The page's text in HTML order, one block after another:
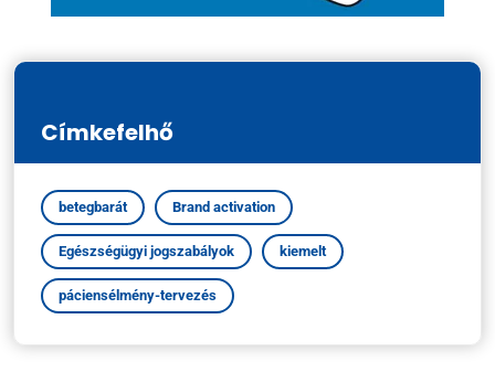
Címkefelhő
betegbarát Brand activation
Egészségügyi jogszabályok kiemelt
páciensélmény-tervezés